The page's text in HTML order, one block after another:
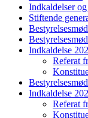
Indkaldelser
Stiftende
Indkaldelse
Referat
Indkaldelse
Referat